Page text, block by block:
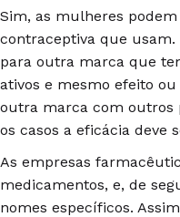
Sim, as mulheres
contraceptiva que
para outra marca que
ativos e mesmo efeito
outra marca com outros
os casos a eficácia deve
As empresas
medicamentos, e, de
nomes específicos.